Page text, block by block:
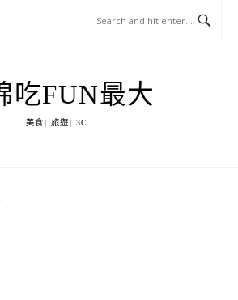
吃FUN最大
美食| 旅遊| 3C